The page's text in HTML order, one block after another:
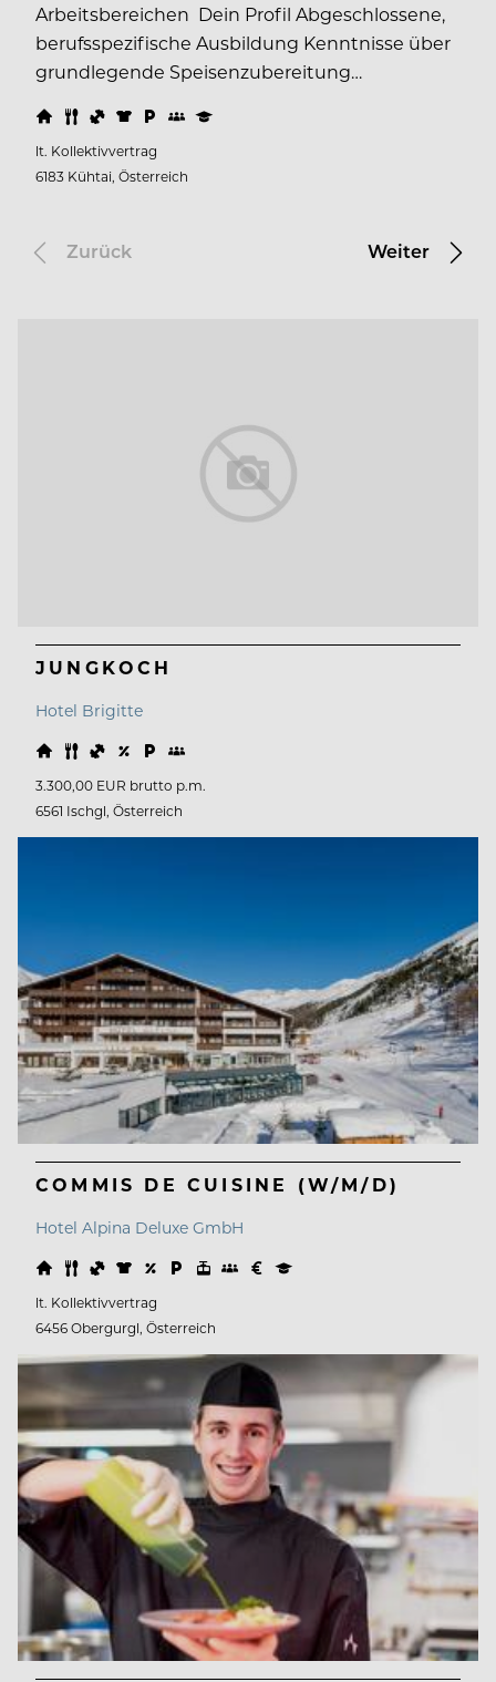
Arbeitsbereichen Dein Profil Abgeschlossene,
berufsspezifische Ausbildung Kenntnisse über
grundlegende Speisenzubereitung…
lt. Kollektivvertrag
6183 Kühtai, Österreich
Zurück Weiter
JUNGKOCH
Hotel Brigitte
3.300,00 EUR brutto p.m.
6561 Ischgl, Österreich
COMMIS DE CUISINE (W/M/D)
Hotel Alpina Deluxe GmbH
lt. Kollektivvertrag
6456 Obergurgl, Österreich